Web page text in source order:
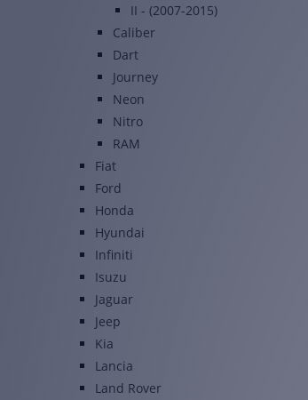
II - (2007-2015)
Caliber
Dart
Journey
Neon
Nitro
RAM
Fiat
Ford
Honda
Hyundai
Infiniti
Isuzu
Jaguar
Jeep
Kia
Lancia
Land Rover